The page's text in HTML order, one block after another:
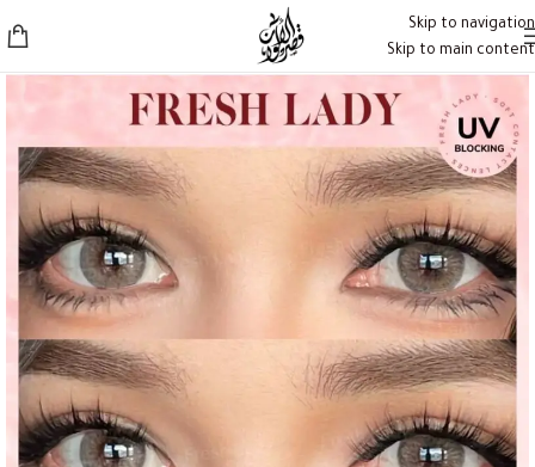
Skip to navigation
Skip to main content